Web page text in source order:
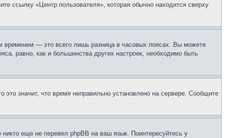
ссылку «Центр пользователя», которая обычно находится сверху
временем — это всего лишь разница в часовых поясах. Вы можете
равно, как и большинства других настроек, необходимо быть
это значит, что время неправильно установлено на сервере. Сообщите
еще не перевел phpBB на ваш язык. Поинтересуйтесь у